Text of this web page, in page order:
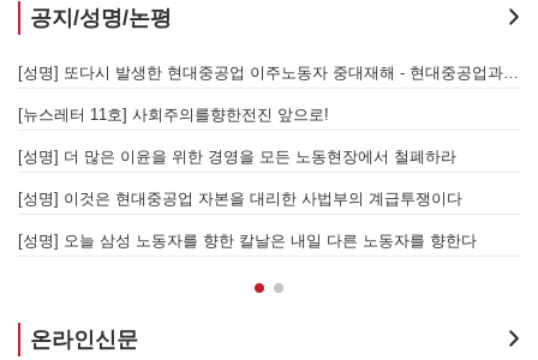
공지/성명/논평
[성명] 또다시 발생한 현대중공업 이주노동자 중대재해 - 현대중공업과 한국 정부, 우즈베키스탄 노동청을 규탄한다
온라인신문